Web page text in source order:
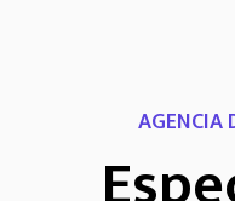
AGENCIA